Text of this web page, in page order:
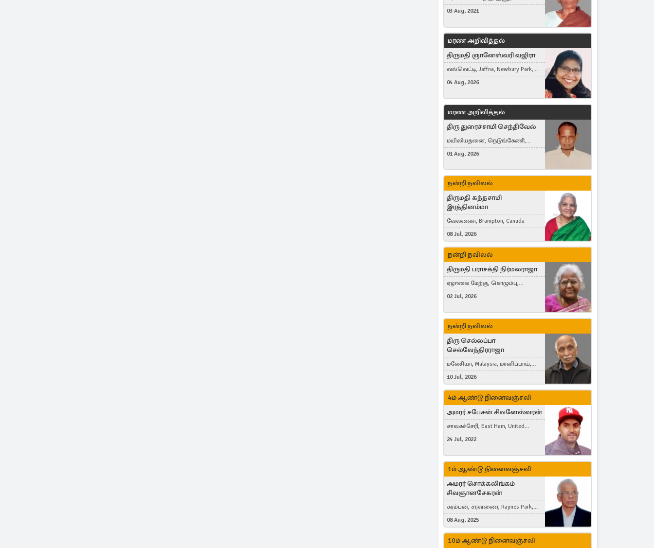
கிழக்கு
03 Aug, 2021
மரண அறிவித்தல்
திருமதி ஞானேஸ்வரி வஜிரா
வல்வெட்டி, Jaffna, Newbury Park,
United Kingdom
04 Aug, 2026
மரண அறிவித்தல்
திரு துரைச்சாமி செந்திவேல்
மயிலியதனை, நெடுங்கேணி,
கம்பர்மலை
01 Aug, 2026
நன்றி நவிலல்
திருமதி கந்தசாமி
இரத்தினம்மா
வேலணை, Brampton, Canada
08 Jul, 2026
நன்றி நவிலல்
திருமதி பராசக்தி நிர்மலராஜா
ஏழாலை மேற்கு, கொழும்பு,
தங்காலை, London, United Kingdom
02 Jul, 2026
நன்றி நவிலல்
திரு செல்லப்பா
செல்வேந்திரராஜா
மலேசியா, Malaysia, மானிப்பாய்,
Duisburg, Germany, London, United
Kingdom
10 Jul, 2026
4ம் ஆண்டு நினைவஞ்சலி
அமரர் சபேசன் சிவனேஸ்வரன்
சாவகச்சேரி, East Ham, United
Kingdom
24 Jul, 2022
1ம் ஆண்டு நினைவஞ்சலி
அமரர் சொக்கலிங்கம்
சிவஞானசேகரன்
கரம்பன், சரவணை, Raynes Park,
London, United Kingdom
08 Aug, 2025
10ம் ஆண்டு நினைவஞ்சலி